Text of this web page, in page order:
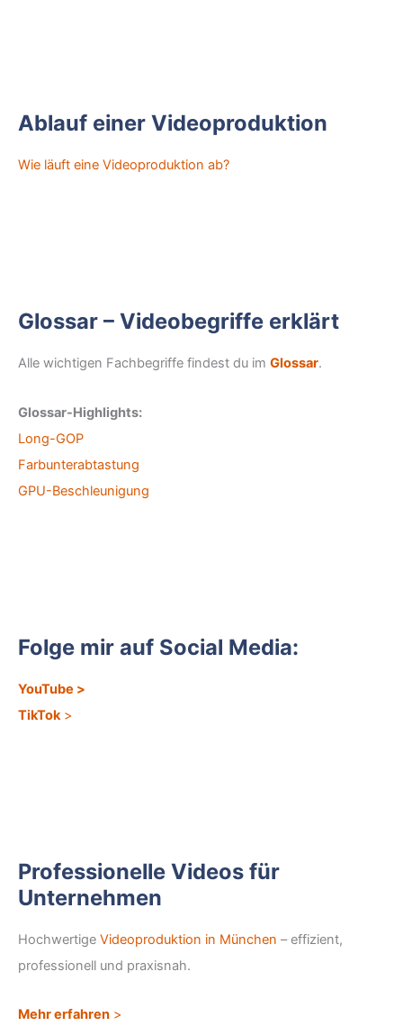
Ablauf einer Videoproduktion
Wie läuft eine Videoproduktion ab?
Glossar – Videobegriffe erklärt
Alle wichtigen Fachbegriffe findest du im Glossar.
Glossar-Highlights:
Long-GOP
Farbunterabtastung
GPU-Beschleunigung
Folge mir auf Social Media:
YouTube >
TikTok>
Professionelle Videos für
Unternehmen
Hochwertige Videoproduktion in München – effizient,
professionell und praxisnah.
Mehr erfahren >